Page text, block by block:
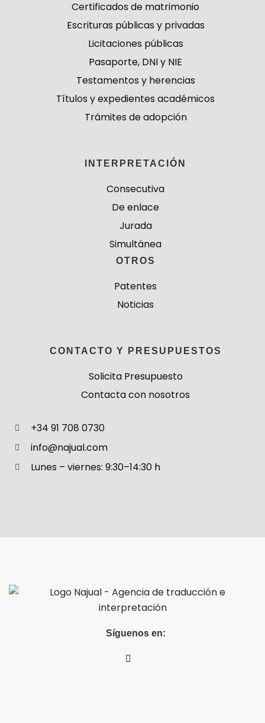
Certificados de matrimonio
Escrituras públicas y privadas
Licitaciones públicas
Pasaporte, DNI y NIE
Testamentos y herencias
Títulos y expedientes académicos
Trámites de adopción
INTERPRETACIÓN
Consecutiva
De enlace
Jurada
Simultánea
OTROS
Patentes
Noticias
CONTACTO Y PRESUPUESTOS
Solicita Presupuesto
Contacta con nosotros
+34 91 708 0730
info@najual.com
Lunes – viernes: 9:30–14:30 h
Síguenos en: